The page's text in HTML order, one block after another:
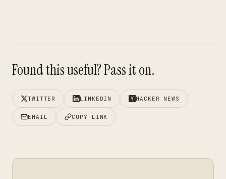
Found this useful? Pass it on.
TWITTER LINKEDIN HACKER NEWS
EMAIL COPY LINK